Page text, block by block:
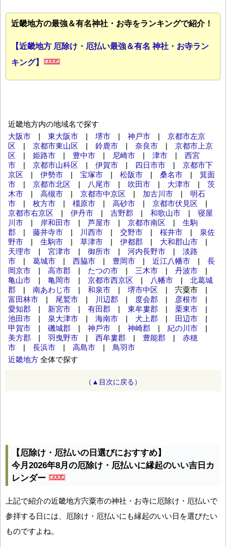
近畿地方の最強＆有名神社・お寺をランキングで紹介！
【近畿地方 厄除け・厄払い最強＆有名 神社・お寺ラン
キング】
近畿地方内の地域名で探す
大阪市 | 東大阪市 | 堺市 | 神戸市 | 京都市左京
区 | 京都市東山区 | 鈴鹿市 | 奈良市 | 京都市上京
区 | 姫路市 | 豊中市 | 尼崎市 | 津市 | 西宮
市 | 京都市山科区 | 伊賀市 | 四日市市 | 京都市下
京区 | 伊勢市 | 宝塚市 | 松阪市 | 桑名市 | 箕面
市 | 京都市北区 | 八尾市 | 吹田市 | 大津市 | 茨
木市 | 高槻市 | 京都市中京区 | 加古川市 | 明石
市 | 枚方市 | 橿原市 | 高砂市 | 京都市伏見区 |
京都市右京区 | 伊丹市 | 吉野郡 | 和歌山市 | 寝屋
川市 | 岸和田市 | 芦屋市 | 京都市南区 | 生駒
郡 | 藤井寺市 | 川西市 | 交野市 | 桜井市 | 泉佐
野市 | 生駒市 | 草津市 | 伊都郡 | 大和郡山市 |
天理市 | 宮津市 | 御所市 | 河内長野市 | 淡路
市 | 葛城市 | 西脇市 | 豊岡市 | 近江八幡市 | 長
岡京市 | 高市郡 | たつの市 | 三木市 | 丹波市 |
亀山市 | 亀岡市 | 京都市西京区 | 八幡市 | 北葛城
郡 | 南あわじ市 | 和泉市 | 堺市中区 | 宍粟市 |
富田林市 | 尾鷲市 | 川辺郡 | 度会郡 | 彦根市 |
愛知郡 | 新宮市 | 有田郡 | 東牟婁郡 | 栗東市 |
池田市 | 泉大津市 | 海南市 | 犬上郡 | 田辺市 |
甲賀市 | 磯城郡 | 神⼾市 | 神崎郡 | 紀の川市 |
美方郡 | 羽曳野市 | 西牟婁郡 | 豊能郡 | 赤穂
市 | 長浜市 | 高島市 | 鳥羽市
近畿地方 全体で探す
（▲目次に戻る）
【厄除け・厄払いの日選びにおすすめ】
今月2026年8月の厄除け・厄払いに縁起のいい吉日カ
レンダー
上記で紹介の近畿地方宍粟市の神社・お寺に厄除け・厄払いで
参拝する日には、厄除け・厄払いにも縁起のいい日を選びたい
ものですよね。